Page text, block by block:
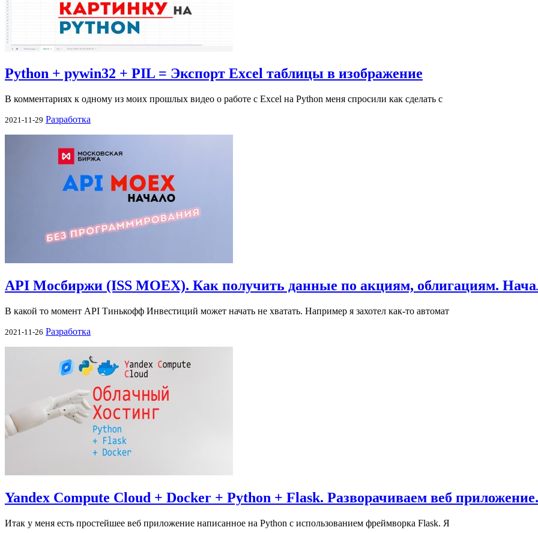
Python + pywin32 + PIL = Экспорт Excel таблицы в изображение
В комментариях к одному из моих прошлых видео о работе с Excel на Python меня спросили как сделать с
2021-11-29 Разработка
API Мосбиржи (ISS MOEX). Как получить данные по акциям, облигациям.
В какой то момент API Тинькофф Инвестиций может начать не хватать. Например я захотел как-то автомат
2021-11-26 Разработка
Yandex Compute Cloud + Docker + Python + Flask. Разворачиваем веб приложение.
Итак у меня есть простейшее веб приложение написанное на Python с использованием фреймворка Flask. Я